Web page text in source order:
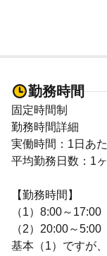
勤務時間
固定時間制
勤務時間詳細
実働時間：1日あ
平均勤務日数：1
【勤務時間】
（1）8:00～17:00
（2）20:00～5:00
基本（1）ですが